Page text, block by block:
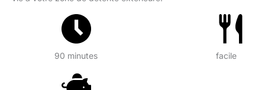
90 minutes facile